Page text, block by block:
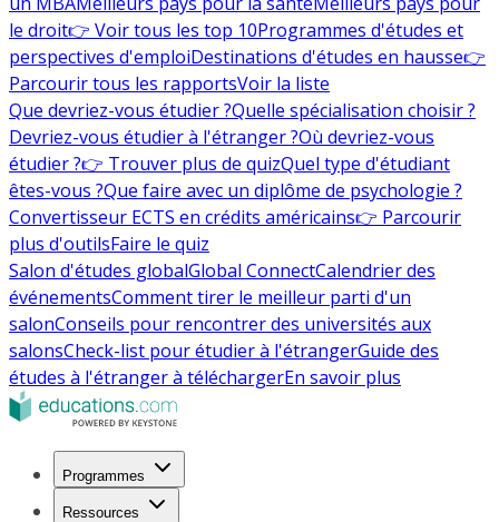
le droit👉 Voir tous les top 10Programmes d'études et
perspectives d'emploiDestinations d'études en hausse👉
Parcourir tous les rapportsVoir la liste
Que devriez-vous étudier ?Quelle spécialisation choisir ?
Devriez-vous étudier à l'étranger ?Où devriez-vous
étudier ?👉 Trouver plus de quizQuel type d'étudiant
êtes-vous ?Que faire avec un diplôme de psychologie ?
Convertisseur ECTS en crédits américains👉 Parcourir
plus d'outilsFaire le quiz
Salon d'études globalGlobal ConnectCalendrier des
événementsComment tirer le meilleur parti d'un
salonConseils pour rencontrer des universités aux
salonsCheck-list pour étudier à l'étrangerGuide des
études à l'étranger à téléchargerEn savoir plus
Programmes
Ressources